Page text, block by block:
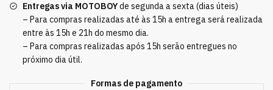
Entregas via MOTOBOYde segunda a sexta (dias úteis)
– Para compras realizadas até às 15h a entrega será realizada
entre às 15h e 21h do mesmo dia.
– Para compras realizadas após 15h serão entregues no
próximo dia útil.
Formas de pagamento